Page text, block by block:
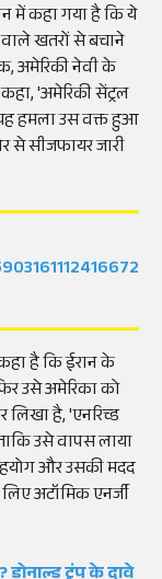
में कहा गया है कि ये
खतरों से बचाने
अमेरिकी नेवी के
'अमेरिकी सेंट्रल
यह हमला उस वक्त हुआ
से सीजफायर जारी
है कि ईरान के
उसे अमेरिका को
लिखा है, 'एनरिच्ड
उसे वापस लाया
और उसकी मदद
अटॉमिक एनर्जी